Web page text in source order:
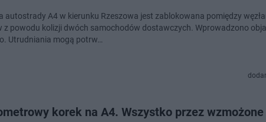
autostrady A4 w kierunku Rzeszowa jest zablokowana pomiędzy
z powodu kolizji dwóch samochodów dostawczych. Wprowadzono
Utrudniania mogą potrw…
korek na A4. Wszystko przez